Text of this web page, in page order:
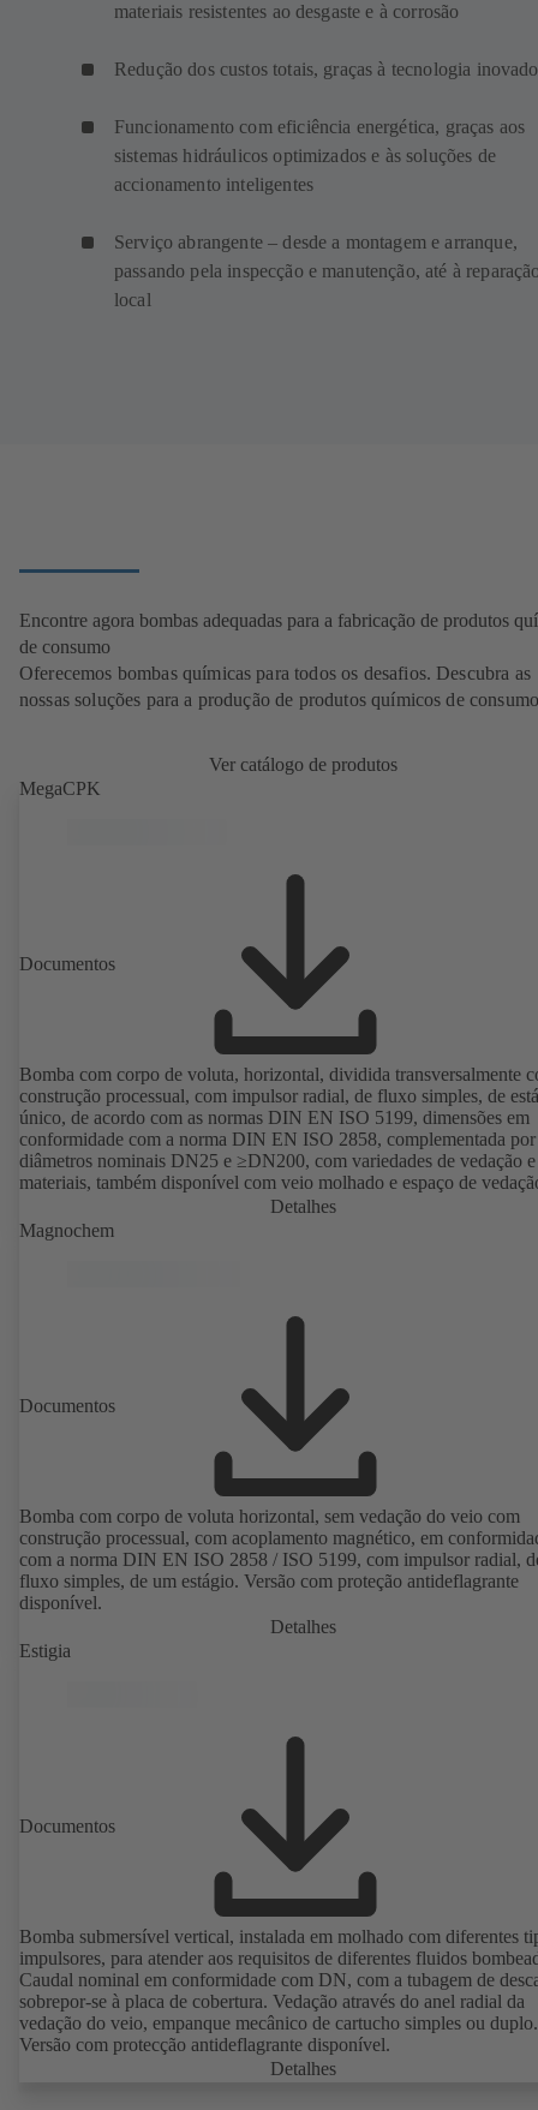
materiais resistentes ao desgaste e à corrosão
Redução dos custos totais, graças à tecnologia
Funcionamento com eficiência energética, graças aos
sistemas hidráulicos optimizados e às soluções de
accionamento inteligentes
Serviço abrangente – desde a montagem e arranque,
passando pela inspecção e manutenção, até à
local
Encontre agora bombas adequadas para a fabricação de produtos
de consumo
Oferecemos bombas químicas para todos os desafios. Descubra as
nossas soluções para a produção de produtos químicos de
Ver catálogo de produtos
MegaCPK
Documentos
Bomba com corpo de voluta, horizontal, dividida transversalmente
construção processual, com impulsor radial, de fluxo simples, de
único, de acordo com as normas DIN EN ISO 5199, dimensões em
conformidade com a norma DIN EN ISO 2858, complementada por
diâmetros nominais DN25 e ≥DN200, com variedades de vedação e
materiais, também disponível com veio molhado e espaço de
cónica. Versão com protecção antideflagrante disponível.
Detalhes
Magnochem
Documentos
Bomba com corpo de voluta horizontal, sem vedação do veio com
construção processual, com acoplamento magnético, em
com a norma DIN EN ISO 2858 / ISO 5199, com impulsor radial,
fluxo simples, de um estágio. Versão com proteção antideflagrante
disponível.
Detalhes
Estigia
Documentos
Bomba submersível vertical, instalada em molhado com diferentes
impulsores, para atender aos requisitos de diferentes fluidos
Caudal nominal em conformidade com DN, com a tubagem de
sobrepor-se à placa de cobertura. Vedação através do anel radial da
vedação do veio, empanque mecânico de cartucho simples ou duplo.
Versão com protecção antideflagrante disponível.
Detalhes